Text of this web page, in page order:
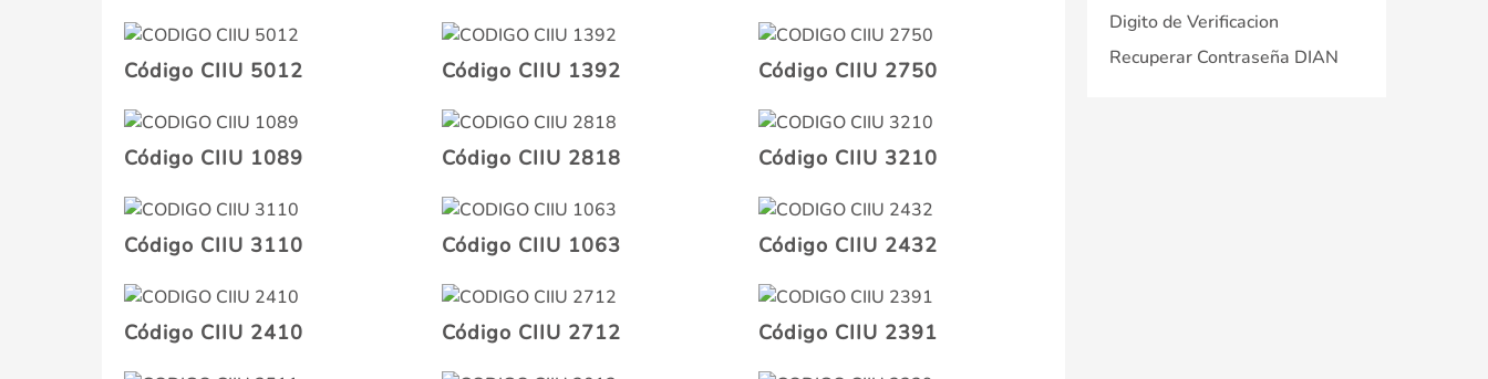
Código CIIU 5012 Código CIIU 1392 Código CIIU 2750
Código CIIU 1089 Código CIIU 2818 Código CIIU 3210
Código CIIU 3110 Código CIIU 1063 Código CIIU 2432
Código CIIU 2410 Código CIIU 2712 Código CIIU 2391
Digito de Verificacion
Recuperar Contraseña DIAN